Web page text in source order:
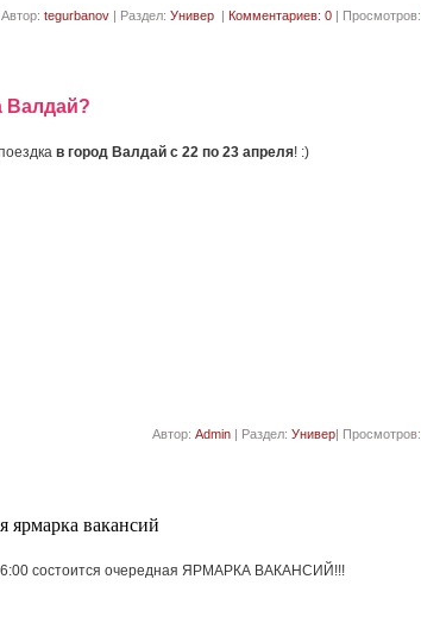
Автор: tegurbanov| Раздел: Универ| Комментариев: 0| Просмотров:
Валдай?
в город Валдай с 22 по 23 апреля! :)
Автор: Admin| Раздел: Универ| Просмотров:
ярмарка вакансий
состоится очередная ЯРМАРКА ВАКАНСИЙ!!!